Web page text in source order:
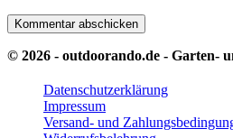
© 2026 - outdoorando.de - Garten-
Datenschutzerklärung
Impressum
Versand- und